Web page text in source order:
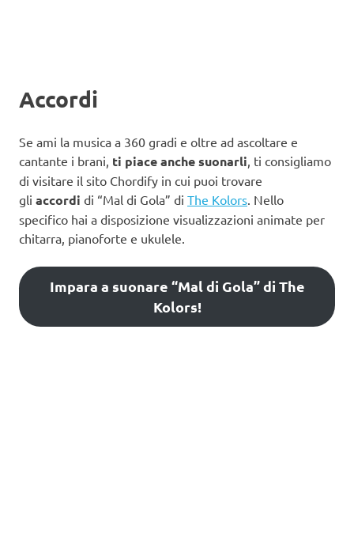
Accordi
Se ami la musica a 360 gradi e oltre ad ascoltare e
cantante i brani, ti piace anche suonarli, ti consigliamo
di visitare il sito Chordify in cui puoi trovare
gli accordi di “Mal di Gola” di The Kolors. Nello
specifico hai a disposizione visualizzazioni animate per
chitarra, pianoforte e ukulele.
Impara a suonare “Mal di Gola” di The
Kolors!